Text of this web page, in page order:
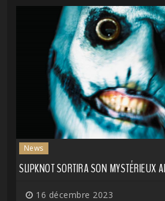
News
SLIPKNOT SORTIRA SON
16 décembre 2023